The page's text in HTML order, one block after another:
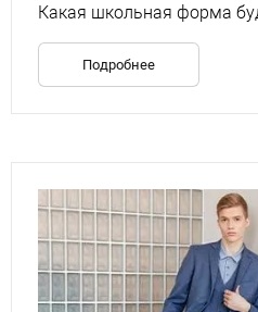
Какая школьная форма
Подробнее